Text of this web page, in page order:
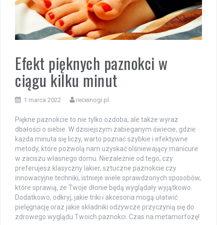
Efekt pięknych paznokci w
ciągu kilku minut
1 marca 2022 receinogi.pl
Piękne paznokcie to nie tylko ozdoba, ale także wyraz
dbałości o siebie. W dzisiejszym zabieganym świecie, gdzie
każda minuta się liczy, warto poznać szybkie i efektywne
metody, które pozwolą nam uzyskać olśniewający manicure
w zaciszu własnego domu. Niezależnie od tego, czy
preferujesz klasyczny lakier, sztuczne paznokcie czy
innowacyjne techniki, istnieje wiele sprawdzonych sposobów,
które sprawią, że Twoje dłonie będą wyglądały wyjątkowo.
Dodatkowo, odkryj, jakie triki i akcesoria mogą ułatwić
pielęgnację oraz jakie składniki odżywcze przyczynią się do
zdrowego wyglądu Twoich paznokci. Czas na metamorfozę!